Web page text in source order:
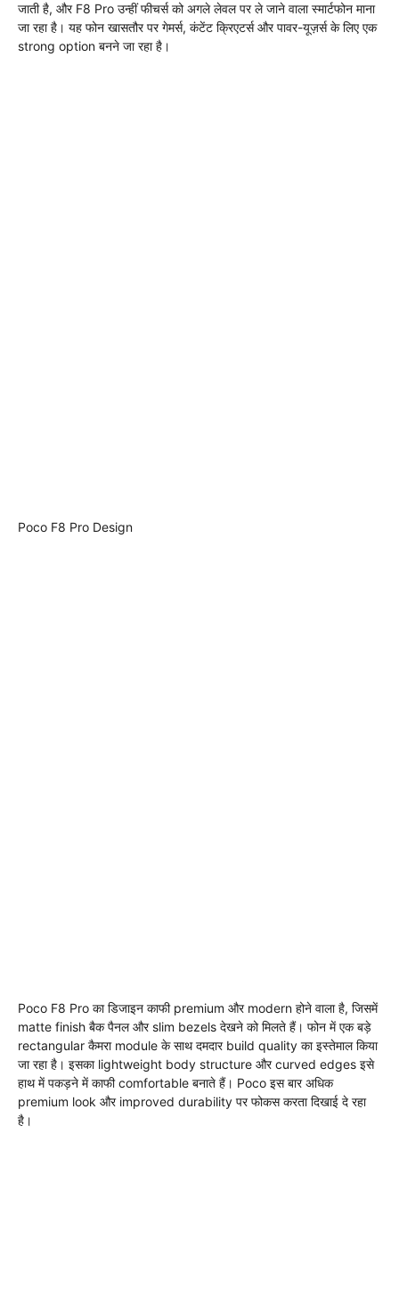
जाती है, और F8 Pro उन्हीं फीचर्स को अगले लेवल पर ले जाने वाला स्मार्टफोन माना
जा रहा है। यह फोन खासतौर पर गेमर्स, कंटेंट क्रिएटर्स और पावर-यूज़र्स के लिए एक
strong option बनने जा रहा है।
Poco F8 Pro Design
Poco F8 Pro का डिजाइन काफी premium और modern होने वाला है, जिसमें
matte finish बैक पैनल और slim bezels देखने को मिलते हैं। फोन में एक बड़े
rectangular कैमरा module के साथ दमदार build quality का इस्तेमाल किया
जा रहा है। इसका lightweight body structure और curved edges इसे
हाथ में पकड़ने में काफी comfortable बनाते हैं। Poco इस बार अधिक
premium look और improved durability पर फोकस करता दिखाई दे रहा
है।